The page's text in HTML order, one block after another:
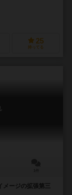
25
持ってる
メージの拡張第三